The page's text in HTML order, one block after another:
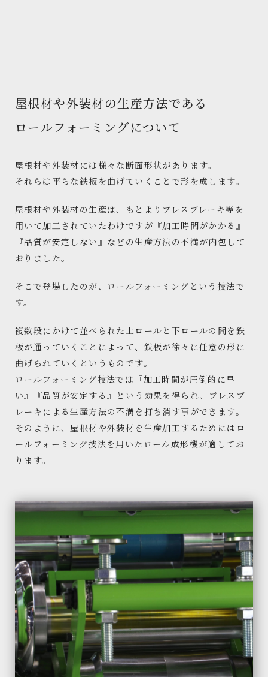
屋根材や外装材の生産方法である
ロールフォーミングについて
屋根材や外装材には様々な断面形状があります。
それらは平らな鉄板を曲げていくことで形を成します。
屋根材や外装材の生産は、もとよりプレスブレーキ等を
用いて加工されていたわけですが『加工時間がかかる』
『品質が安定しない』などの生産方法の不満が内包して
おりました。
そこで登場したのが、ロールフォーミングという技法で
す。
複数段にかけて並べられた上ロールと下ロールの間を鉄
板が通っていくことによって、鉄板が徐々に任意の形に
曲げられていくというものです。
ロールフォーミング技法では『加工時間が圧倒的に早
い』『品質が安定する』という効果を得られ、プレスブ
レーキによる生産方法の不満を打ち消す事ができます。
そのように、屋根材や外装材を生産加工するためにはロ
ールフォーミング技法を用いたロール成形機が適してお
ります。